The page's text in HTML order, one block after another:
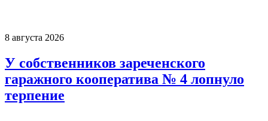
8 августа 2026
У собственников зареченского
гаражного кооператива № 4 лопнуло
терпение